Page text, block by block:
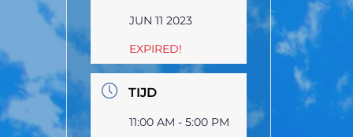
JUN 11 2023
EXPIRED!
TIJD
11:00 AM - 5:00 PM